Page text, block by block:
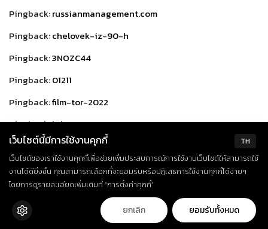
Pingback:russianmanagement.com
Pingback:chelovek-iz-90-h
Pingback:3NOZC44
Pingback:01211
Pingback:film-tor-2022
Pingback:hdorg2.ru
Pingback:stromectol price in india
Pingback: JXNhGmmt
Pingback:Psikholog
Pingback:
1unfashionable
TH
เว็บไซต์นี้มีการใช้งานคุกกี้
เว็บไซต์ของเราใช้งานคุกกี้เพื่อช่วยเพิ่มประสบการณ์การใช้งานเว็บไซต์ให้สามารถใช้
งานได้ดียิ่งขึ้น คุณสามารถเลือกที่จะยอมรับหรือปฏิเสธการใช้งานคุกกี้ได้ง่ายๆ
โดยการดูรายละเอียดเพิ่มเติมที่ “การตั้งค่าคุกกี้”
ยกเลิก ยอมรับทั้งหมด